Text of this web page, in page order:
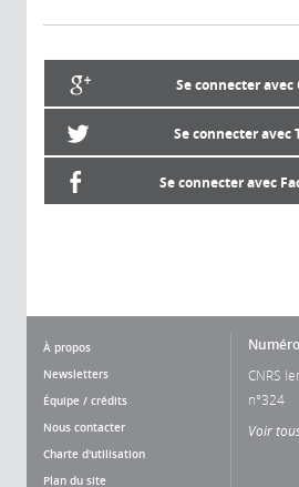
Se connecter avec
Se connecter avec
Se connecter avec
À propos
Newsletters
Équipe / crédits
Nous contacter
Charte d'utilisation
Plan du site
CNRS
n°324
Voir